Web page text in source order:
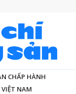
CHẤP HÀNH
NAM